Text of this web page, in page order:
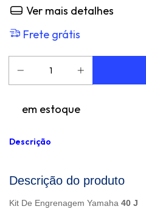
Ver mais detalhes
Frete grátis
em estoque
Descrição
Descrição do produto
Kit De Engrenagem Yamaha 40 J